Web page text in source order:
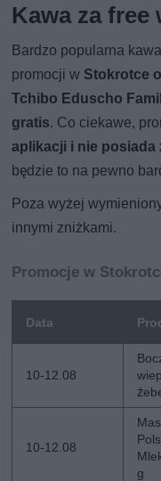
Kawa za
Bardzo popularna
promocji w Stokrotce
Tchibo Eduscho
gratis. Co ciekawe,
aplikacji i nie
będzie to na pewno
Poza wyżej
innymi zniżkami.
Promocje w
Data
10-12.08
10-12.08
g